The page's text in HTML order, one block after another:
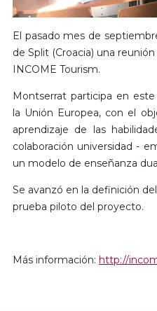
El pasado mes de
de Split (Croacia) una
INCOME Tourism.
Montserrat participa en
la Unión Europea, con el
aprendizaje de las
colaboración universidad -
un modelo de enseñanza
Se avanzó en la definición
prueba piloto del proyecto.
Más información: http://